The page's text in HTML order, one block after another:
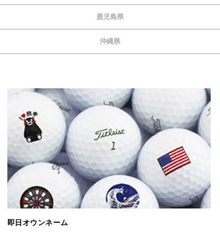
鹿児島県
沖縄県
即日オウンネーム